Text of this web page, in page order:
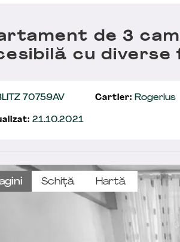
Schiță Hartă
de 3
cu
70759AV Cartier: Rogerius
21.10.2021